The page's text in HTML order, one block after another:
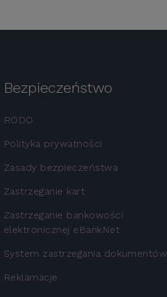
Bezpieczeństwo
RODO
Polityka prywatności
Zasady bezpieczeństwa
Zastrzeganie kart
Zastrzeganie bankowości
elektronicznej eBankNet
System zastrzegania dokumentów
Reklamacje